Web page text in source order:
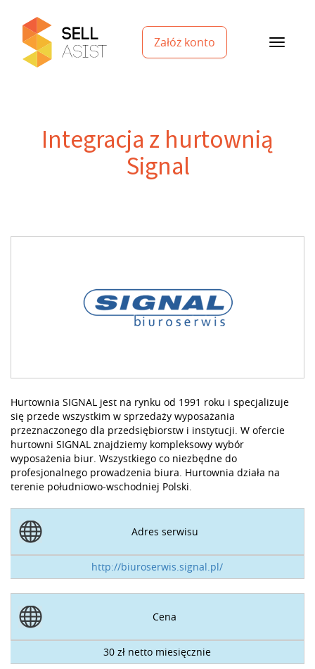
Załóż konto
Integracja z hurtownią
Signal
Hurtownia SIGNAL jest na rynku od 1991 roku i specjalizuje
się przede wszystkim w sprzedaży wyposażania
przeznaczonego dla przedsiębiorstw i instytucji. W ofercie
hurtowni SIGNAL znajdziemy kompleksowy wybór
wyposażenia biur. Wszystkiego co niezbędne do
profesjonalnego prowadzenia biura. Hurtownia działa na
terenie południowo-wschodniej Polski.
Adres serwisu
http://biuroserwis.signal.pl/
Cena
30 zł netto miesięcznie